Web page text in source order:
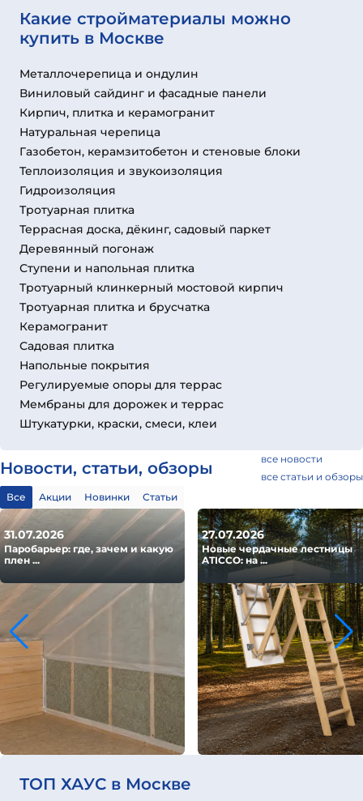
Какие стройматериалы можно
купить в Москве
Металлочерепица и ондулин
Виниловый сайдинг и фасадные панели
Кирпич, плитка и керамогранит
Натуральная черепица
Газобетон, керамзитобетон и стеновые блоки
Теплоизоляция и звукоизоляция
Гидроизоляция
Тротуарная плитка
Террасная доска, дёкинг, садовый паркет
Деревянный погонаж
Ступени и напольная плитка
Тротуарный клинкерный мостовой кирпич
Тротуарная плитка и брусчатка
Керамогранит
Садовая плитка
Напольные покрытия
Регулируемые опоры для террас
Мембраны для дорожек и террас
Штукатурки, краски, смеси, клеи
Новости, статьи, обзоры
все новости
все статьи и обзоры
Все
Акции Новинки Статьи
31.07.2026
Паробарьер: где, зачем и какую
плен ...
27.07.2026
Новые чердачные лестницы
ATICCO: на ...
ТОП ХАУС в Москве